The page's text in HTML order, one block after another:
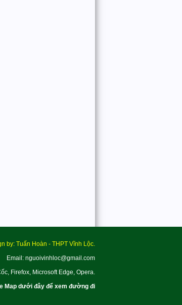
by: Tuấn Hoàn - THPT Vĩnh Lộc.
Email: nguoivinhloc@gmail.com
Firefox, Microsoft Edge, Opera.
Map dưới đây để xem đường đi